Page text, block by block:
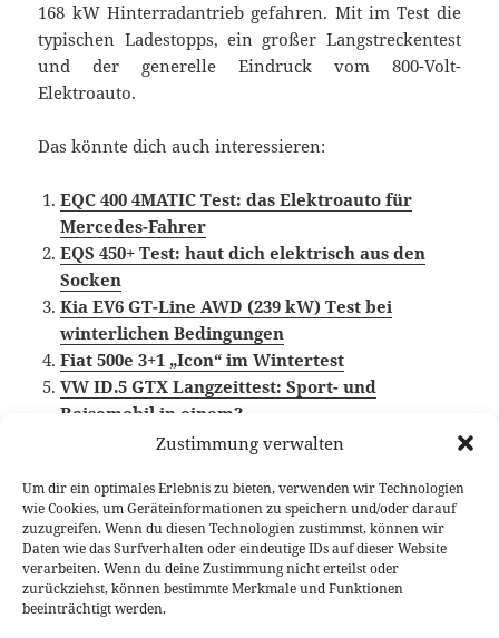
Zustimmung verwalten
Um dir ein optimales Erlebnis zu bieten, verwenden wir Technologien
wie Cookies, um Geräteinformationen zu speichern und/oder darauf
zuzugreifen. Wenn du diesen Technologien zustimmst, können wir
Daten wie das Surfverhalten oder eindeutige IDs auf dieser Website
verarbeiten. Wenn du deine Zustimmung nicht erteilst oder
zurückziehst, können bestimmte Merkmale und Funktionen
beeinträchtigt werden.
168 kW Hinterradantrieb gefahren. Mit im Test die
typischen Ladestopps, ein großer Langstreckentest
und der generelle Eindruck vom 800-Volt-
Elektroauto.
Das könnte dich auch interessieren:
EQC 400 4MATIC Test: das Elektroauto für
Mercedes-Fahrer
EQS 450+ Test: haut dich elektrisch aus den
Socken
Kia EV6 GT-Line AWD (239 kW) Test bei
winterlichen Bedingungen
Fiat 500e 3+1 „Icon“ im Wintertest
VW ID.5 GTX Langzeittest: Sport- und
Reisemobil in einem?
Veröffentlicht
am
24. August 2023 Autor
Fabian Meßner Kategorien
Fahrberichte
Elektroauto
,Kia EV6 , Video Fahrbericht
Beitragsnavigation
VORHERIGER
Vorheriger
Nissan Qashqai e-Power Test: